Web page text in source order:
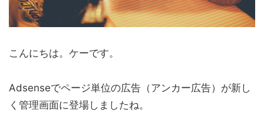
こんにちは。ケーです。
Adsenseでページ単位の広告（アンカー広告）が新し
く管理画面に登場しましたね。